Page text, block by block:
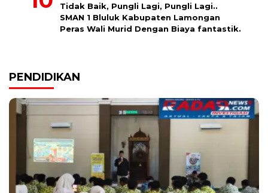
Tidak Baik, Pungli Lagi, Pungli Lagi..
SMAN 1 Bluluk Kabupaten Lamongan
Peras Wali Murid Dengan Biaya fantastik.
PENDIDIKAN